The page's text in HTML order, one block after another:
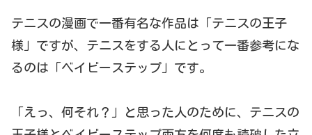
テニスの漫画で一番有名な作品は「テニスの王子
様」ですが、テニスをする人にとって一番参考にな
るのは「ベイビーステップ」です。
「えっ、何それ？」と思った人のために、テニスの